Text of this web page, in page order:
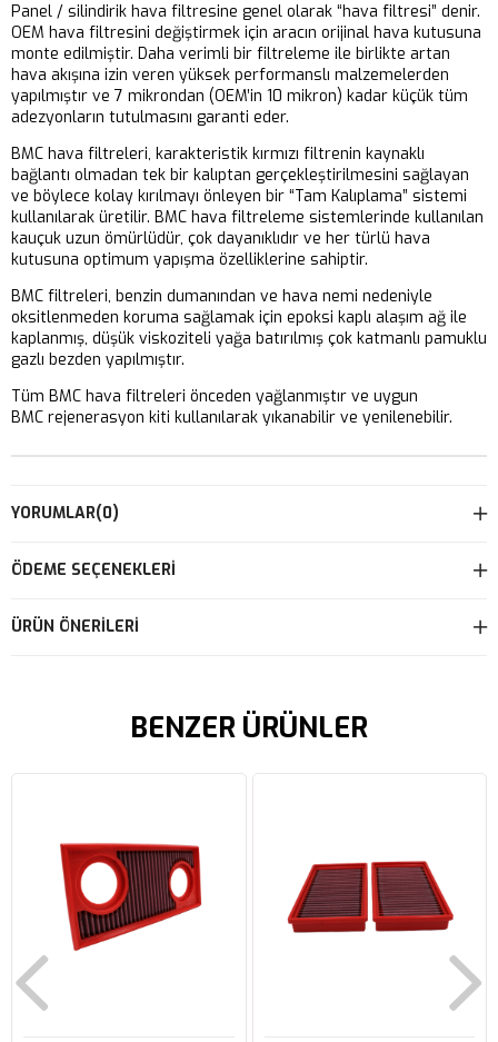
Panel / silindirik hava filtresine genel olarak “hava filtresi” denir.
OEM hava filtresini değiştirmek için aracın orijinal hava kutusuna
monte edilmiştir. Daha verimli bir filtreleme ile birlikte artan
hava akışına izin veren yüksek performanslı malzemelerden
yapılmıştır ve 7 mikrondan (OEM’in 10 mikron) kadar küçük tüm
adezyonların tutulmasını garanti eder.
BMC hava filtreleri, karakteristik kırmızı filtrenin kaynaklı
bağlantı olmadan tek bir kalıptan gerçekleştirilmesini sağlayan
ve böylece kolay kırılmayı önleyen bir “Tam Kalıplama” sistemi
kullanılarak üretilir. BMC hava filtreleme sistemlerinde kullanılan
kauçuk uzun ömürlüdür, çok dayanıklıdır ve her türlü hava
kutusuna optimum yapışma özelliklerine sahiptir.
BMC filtreleri, benzin dumanından ve hava nemi nedeniyle
oksitlenmeden koruma sağlamak için epoksi kaplı alaşım ağ ile
kaplanmış, düşük viskoziteli yağa batırılmış çok katmanlı pamuklu
gazlı bezden yapılmıştır.
Tüm BMC hava filtreleri önceden yağlanmıştır ve uygun
BMC rejenerasyon kiti kullanılarak yıkanabilir ve yenilenebilir.
YORUMLAR(0)
ÖDEME SEÇENEKLERI
ÜRÜN ÖNERILERI
BENZER ÜRÜNLER